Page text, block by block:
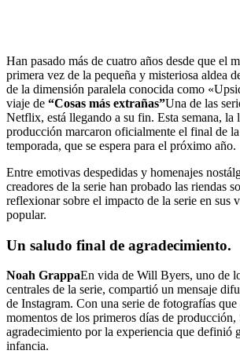
Han pasado más de cuatro años desde que el
primera vez de la pequeña y misteriosa aldea
de la dimensión paralela conocida como
viaje de “Cosas más extrañas”Una de las
Netflix, está llegando a su fin. Esta semana, la
producción marcaron oficialmente el final de
temporada, que se espera para el próximo año.
Entre emotivas despedidas y homenajes
creadores de la serie han probado las riendas
reflexionar sobre el impacto de la serie en sus
popular.
Un saludo final de agradecimiento.
Noah GrappaEn vida de Will Byers, uno de
centrales de la serie, compartió un mensaje
de Instagram. Con una serie de fotografías
momentos de los primeros días de producción,
agradecimiento por la experiencia que definió
infancia.